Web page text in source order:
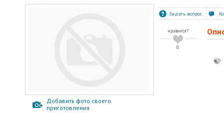
Добавить фото своего
приготовления
Задать вопрос
нравится?
0